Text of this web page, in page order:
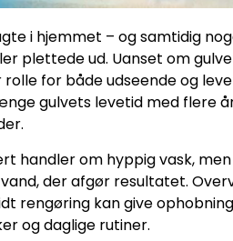
i hjemmet – og samtidig
plettede ud. Uanset om
for både udseende og
gulvets levetid med flere
handler om hyppig vask,
der afgør resultatet.
rengøring kan give
og daglige rutiner.